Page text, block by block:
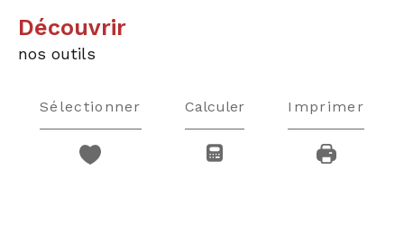
découvrir
nos outils
Sélectionner Calculer Imprimer